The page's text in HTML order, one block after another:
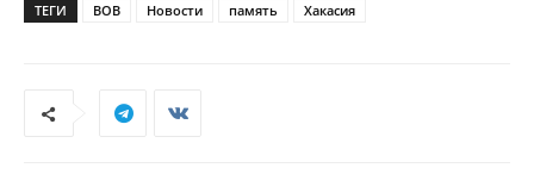
ТЕГИ ВОВ Новости память Хакасия